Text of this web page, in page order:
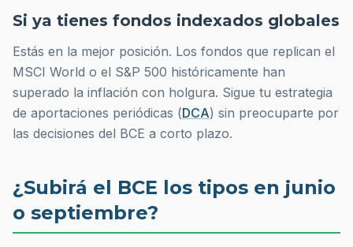
Si ya tienes fondos indexados globales
Estás en la mejor posición. Los fondos que replican el
MSCI World o el S&P 500 históricamente han
superado la inflación con holgura. Sigue tu estrategia
de aportaciones periódicas (DCA) sin preocuparte por
las decisiones del BCE a corto plazo.
¿Subirá el BCE los tipos en junio
o septiembre?